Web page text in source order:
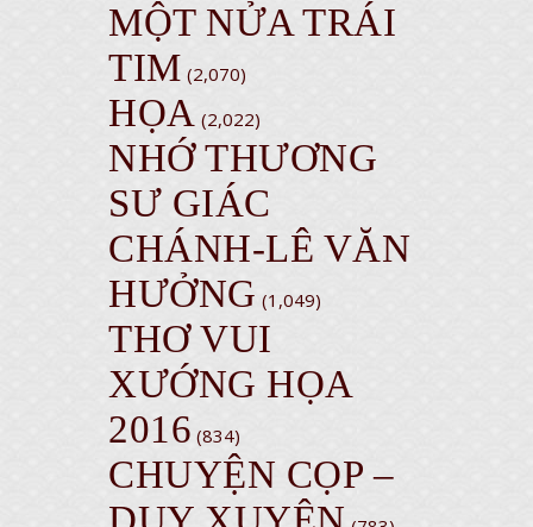
MỘT NỬA TRÁI
TIM (2,070)
HỌA (2,022)
NHỚ THƯƠNG
SƯ GIÁC
CHÁNH-LÊ VĂN
HƯỞNG (1,049)
THƠ VUI
XƯỚNG HỌA
2016 (834)
CHUYỆN CỌP –